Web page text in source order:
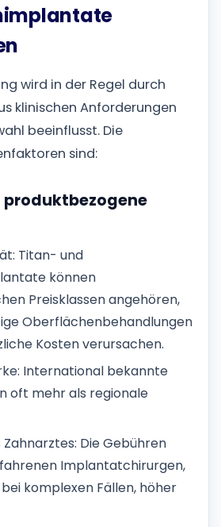
wird in der Regel durch
klinischen Anforderungen
beeinflusst. Die
sind:
produktbezogene
Titan- und
können
Preisklassen angehören,
Oberflächenbehandlungen
Kosten verursachen.
International bekannte
oft mehr als regionale
Die Gebühren
Implantatchirurgen,
komplexen Fällen, höher